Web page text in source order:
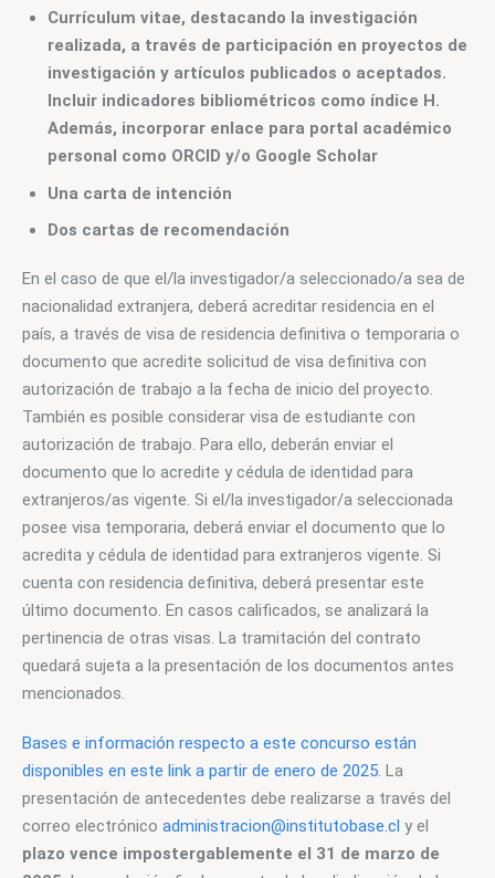
Currículum vitae, destacando la investigación
realizada, a través de participación en proyectos de
investigación y artículos publicados o aceptados.
Incluir indicadores bibliométricos como índice H.
Además, incorporar enlace para portal académico
personal como ORCID y/o Google Scholar
Una carta de intención
Dos cartas de recomendación
En el caso de que el/la investigador/a seleccionado/a sea de
nacionalidad extranjera, deberá acreditar residencia en el
país, a través de visa de residencia definitiva o temporaria o
documento que acredite solicitud de visa definitiva con
autorización de trabajo a la fecha de inicio del proyecto.
También es posible considerar visa de estudiante con
autorización de trabajo. Para ello, deberán enviar el
documento que lo acredite y cédula de identidad para
extranjeros/as vigente. Si el/la investigador/a seleccionada
posee visa temporaria, deberá enviar el documento que lo
acredita y cédula de identidad para extranjeros vigente. Si
cuenta con residencia definitiva, deberá presentar este
último documento. En casos calificados, se analizará la
pertinencia de otras visas. La tramitación del contrato
quedará sujeta a la presentación de los documentos antes
mencionados.
Bases e información respecto a este concurso están
disponibles en este link a partir de enero de 2025. La
presentación de antecedentes debe realizarse a través del
correo electrónico administracion@institutobase.cl y el
plazo vence impostergablemente el 31 de marzo de